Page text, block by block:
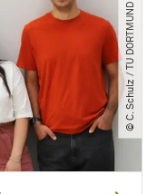
© C. Schulz ​/​ TU DORTMUND